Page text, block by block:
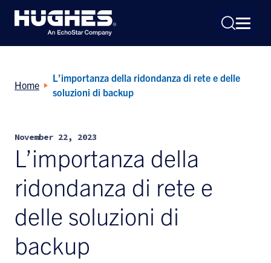
Home
L’importanza della ridondanza di rete e delle
soluzioni di backup
November 22, 2023
L’importanza della
ridondanza di rete e
delle soluzioni di
backup